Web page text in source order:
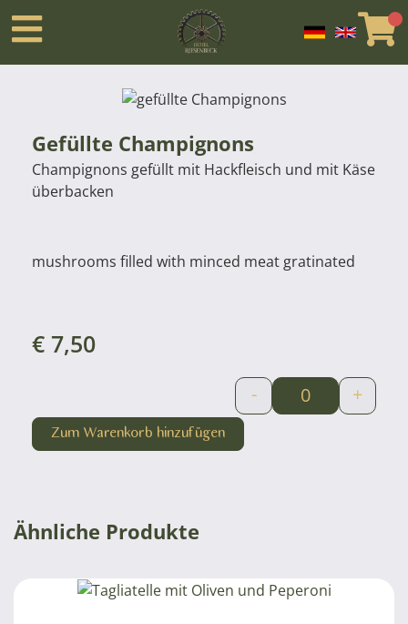
Gefüllte Champignons
Champignons gefüllt mit Hackfleisch und mit Käse
überbacken
mushrooms filled with minced meat gratinated
€ 7,50
- +
Zum Warenkorb hinzufügen
Ähnliche Produkte